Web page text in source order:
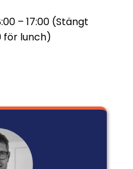
– 17:00 (Stängt
för lunch)